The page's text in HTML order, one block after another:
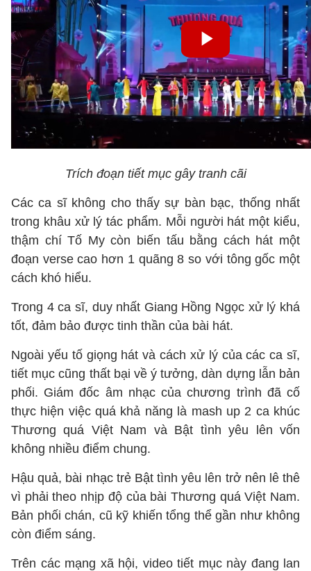
Trích đoạn tiết mục gây tranh cãi
Các ca sĩ không cho thấy sự bàn bạc, thống nhất
trong khâu xử lý tác phẩm. Mỗi người hát một kiểu,
thậm chí Tố My còn biến tấu bằng cách hát một
đoạn verse cao hơn 1 quãng 8 so với tông gốc một
cách khó hiểu.
Trong 4 ca sĩ, duy nhất Giang Hồng Ngọc xử lý khá
tốt, đảm bảo được tinh thần của bài hát.
Ngoài yếu tố giọng hát và cách xử lý của các ca sĩ,
tiết mục cũng thất bại về ý tưởng, dàn dựng lẫn bản
phối. Giám đốc âm nhạc của chương trình đã cố
thực hiện việc quá khả năng là mash up 2 ca khúc
Thương quá Việt Nam và Bật tình yêu lên vốn
không nhiều điểm chung.
Hậu quả, bài nhạc trẻ Bật tình yêu lên trở nên lê thê
vì phải theo nhịp độ của bài Thương quá Việt Nam.
Bản phối chán, cũ kỹ khiến tổng thể gần như không
còn điểm sáng.
Trên các mạng xã hội, video tiết mục này đang lan